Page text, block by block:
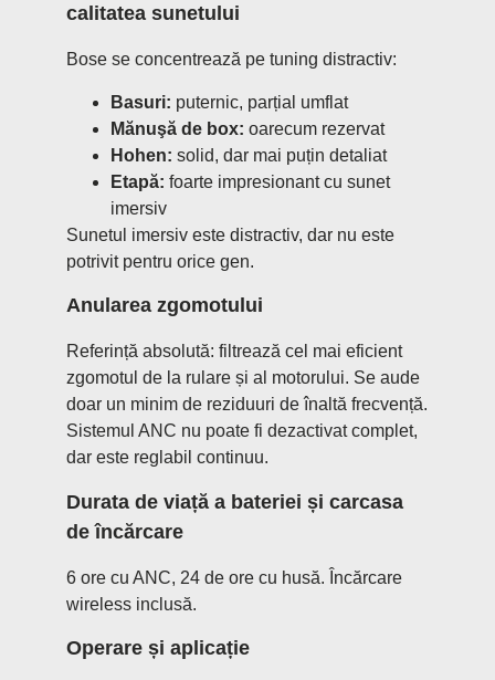
calitatea sunetului
Bose se concentrează pe tuning distractiv:
Basuri: puternic, parțial umflat
Mănuşă de box: oarecum rezervat
Hohen: solid, dar mai puțin detaliat
Etapă: foarte impresionant cu sunet
imersiv
Sunetul imersiv este distractiv, dar nu este
potrivit pentru orice gen.
Anularea zgomotului
Referință absolută: filtrează cel mai eficient
zgomotul de la rulare și al motorului. Se aude
doar un minim de reziduuri de înaltă frecvență.
Sistemul ANC nu poate fi dezactivat complet,
dar este reglabil continuu.
Durata de viață a bateriei și carcasa
de încărcare
6 ore cu ANC, 24 de ore cu husă. Încărcare
wireless inclusă.
Operare și aplicație